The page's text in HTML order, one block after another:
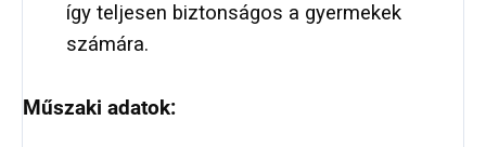
így teljesen biztonságos a gyermekek
számára.
Műszaki adatok: